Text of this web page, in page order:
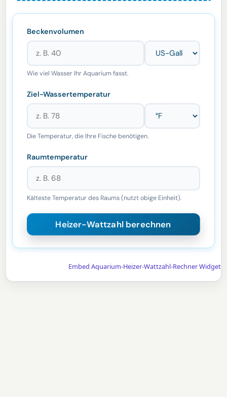
Beckenvolumen
Wie viel Wasser Ihr Aquarium fasst.
Ziel-Wassertemperatur
Die Temperatur, die Ihre Fische benötigen.
Raumtemperatur
Kälteste Temperatur des Raums (nutzt obige Einheit).
Embed Aquarium-Heizer-Wattzahl-Rechner Widget